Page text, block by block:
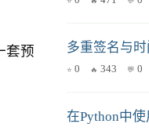
套预
0 343 0